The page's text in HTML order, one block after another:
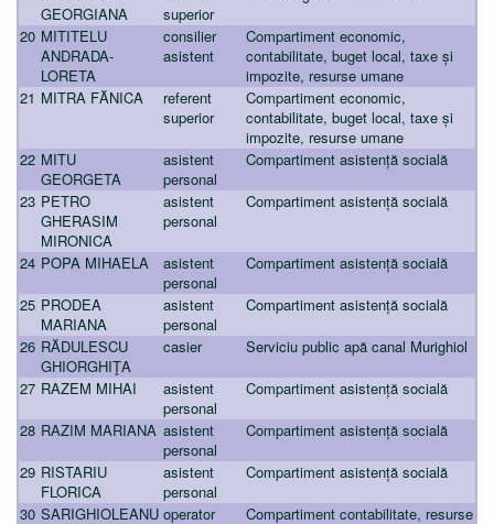
GEORGIANA
superior
20 MITITELU
ANDRADA-
LORETA
consilier
asistent
Compartiment economic,
contabilitate, buget local, taxe și
impozite, resurse umane
21 MITRA FĂNICA
referent
superior
Compartiment economic,
contabilitate, buget local, taxe și
impozite, resurse umane
22 MITU
GEORGETA
asistent
personal
Compartiment asistență socială
23 PETRO
GHERASIM
MIRONICA
asistent
personal
Compartiment asistență socială
24 POPA MIHAELA
asistent
personal
Compartiment asistență socială
25 PRODEA
MARIANA
asistent
personal
Compartiment asistență socială
26 RĂDULESCU
GHIORGHIŢA
casier Serviciu public apă canal Murighiol
27 RAZEM MIHAI
asistent
personal
Compartiment asistență socială
28 RAZIM MARIANA asistent
personal
Compartiment asistență socială
29 RISTARIU
FLORICA
asistent
personal
Compartiment asistență socială
30 SARIGHIOLEANU operator
Compartiment contabilitate, resurse